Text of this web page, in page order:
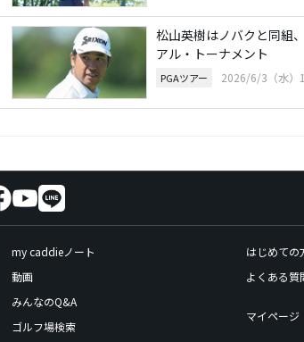
松山英樹はノバクと同組
アル・トーナメント
PGAツアー 2026/6/3（水）
my caddieノート
動画
みんなのQ&A
ゴルフ場検索
はじめての
よくある質
マイページ